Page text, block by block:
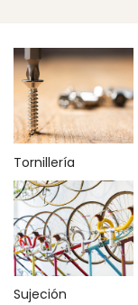
Tornillería
Sujeción